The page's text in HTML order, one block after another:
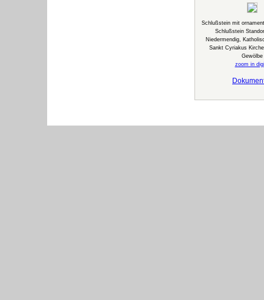
Schlußstein mit
Schlußstein
Niedermendig,
Sankt Cyriakus
Gewölbe
zoom in